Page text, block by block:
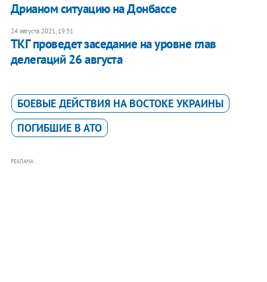
Дрианом ситуацию на Донбассе
24 августа 2021, 19:31
ТКГ проведет заседание на уровне глав
делегаций 26 августа
БОЕВЫЕ ДЕЙСТВИЯ НА ВОСТОКЕ УКРАИНЫ
ПОГИБШИЕ В АТО
РЕКЛАМА